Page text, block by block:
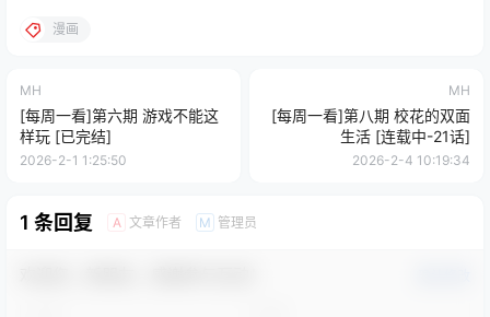
漫画
MH
[每周一看]第六期 游戏不能这
样玩 [已完结]
2026-2-1 1:25:50
MH
[每周一看]第八期 校花的双面
生活 [连载中-21话]
2026-2-4 10:19:34
1 条回复 A 文章作者 M 管理员